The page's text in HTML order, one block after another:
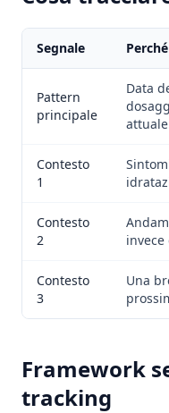
Segnale
Pattern
principale
Data
Contesto
1
Contesto
2
Contesto
3
Una
Framework
tracking